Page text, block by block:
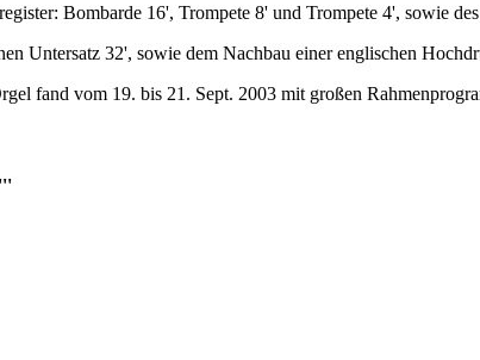
Bombarde 16', Trompete 8' und Trompete 4', sowie
Untersatz 32', sowie dem Nachbau einer englischen
fand vom 19. bis 21. Sept. 2003 mit großen